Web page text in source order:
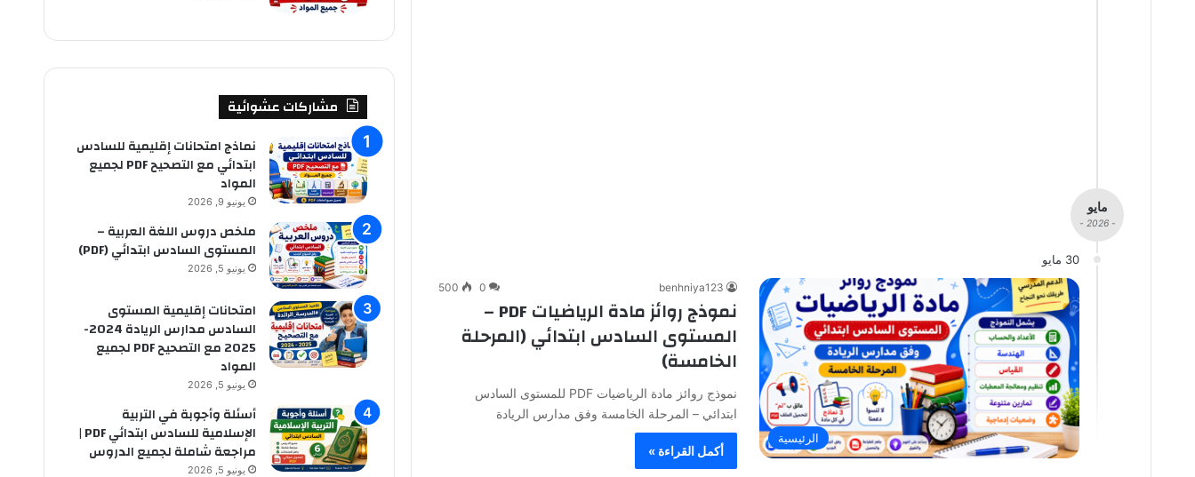
مايو
- 2026 -
30 مايو
الرئيسية
benhniya123
0
500
نموذج روائز مادة الرياضيات PDF –
المستوى السادس ابتدائي (المرحلة
الخامسة)
نموذج روائز مادة الرياضيات PDF للمستوى السادس
ابتدائي – المرحلة الخامسة وفق مدارس الريادة
أكمل القراءة »
مشاركات عشوائية
نماذج امتحانات إقليمية للسادس
ابتدائي مع التصحيح PDF لجميع
المواد
يونيو 9, 2026
ملخص دروس اللغة العربية –
المستوى السادس ابتدائي (PDF)
يونيو 5, 2026
امتحانات إقليمية المستوى
السادس مدارس الريادة 2024-
2025 مع التصحيح PDF لجميع
المواد
يونيو 5, 2026
أسئلة وأجوبة في التربية
الإسلامية للسادس ابتدائي PDF |
مراجعة شاملة لجميع الدروس
يونيو 5, 2026